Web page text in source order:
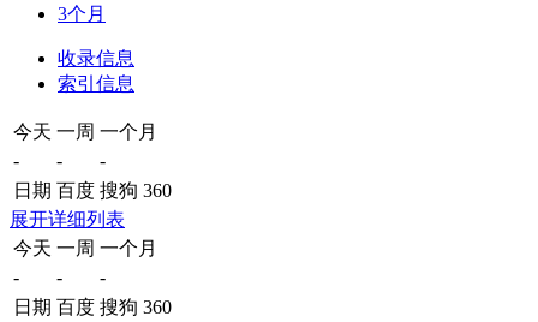
3个月
收录信息
索引信息
今天 一周 一个月
-
-
-
日期 百度 搜狗 360
展开详细列表
今天 一周 一个月
-
-
-
日期 百度 搜狗 360